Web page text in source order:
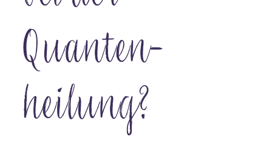
Quanten­
heilung?